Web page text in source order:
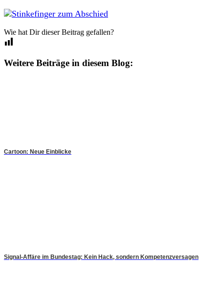
Wie hat Dir dieser Beitrag gefallen?
Weitere Beiträge in diesem Blog:
Cartoon: Neue Einblicke
Signal-Affäre im Bundestag: Kein Hack, sondern Kompetenzversagen